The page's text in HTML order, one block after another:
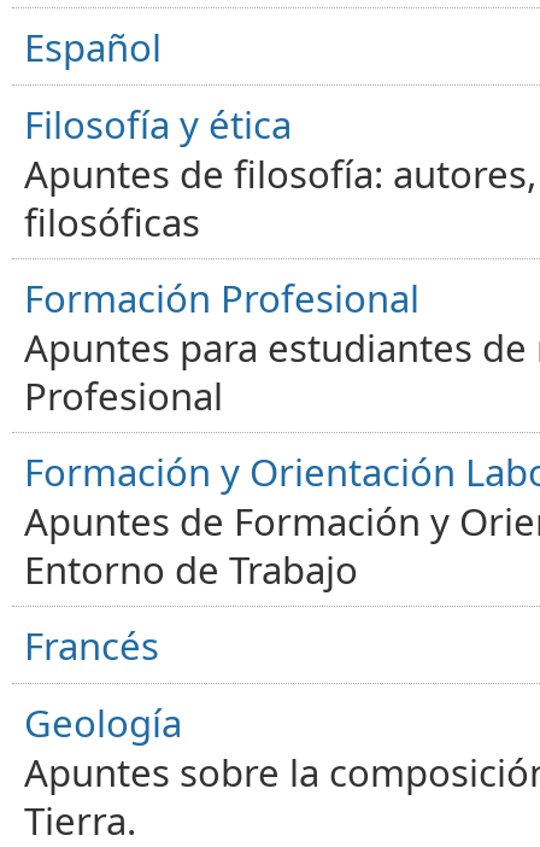
Español
Filosofía y ética
Apuntes de filosofía:
filosóficas
Formación Profesional
Apuntes para estudiantes
Profesional
Formación y Orientación
Apuntes de Formación y
Entorno de Trabajo
Francés
Geología
Apuntes sobre la
Tierra.